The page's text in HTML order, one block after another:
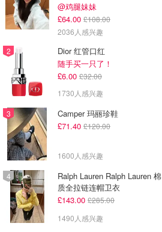
@鸡腿妹妹
£64.00 £108.00
2036人感兴趣
Dior 红管口红
随手买一只了！
£6.00 £32.00
1730人感兴趣
Camper 玛丽珍鞋
£71.40 £120.00
1600人感兴趣
Ralph Lauren Ralph Lauren 棉
质全拉链连帽卫衣
£143.00 £285.00
1490人感兴趣